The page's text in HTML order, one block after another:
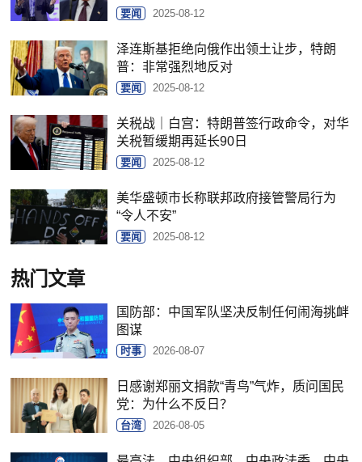
要闻 2025-08-12
泽连斯基拒绝向俄作出领土让步，特朗
普：非常强烈地反对
要闻 2025-08-12
关税战｜白宫：特朗普签行政命令，对华
关税暂缓期再延长90日
要闻 2025-08-12
美华盛顿市长称联邦政府接管警局行为
“令人不安”
要闻 2025-08-12
热门文章
国防部：中国军队坚决反制任何闹海挑衅
图谋
时事 2026-08-07
日感谢郑丽文捐款“青鸟”气炸，质问国民
党：为什么不反日？
台湾 2026-08-05